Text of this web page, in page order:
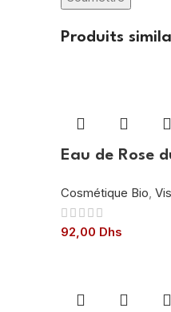
Produits
Eau de Rose
Cosmétique Bio,
92,00 Dhs